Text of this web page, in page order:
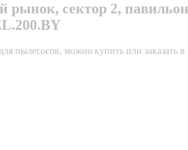
рынок, сектор 2,
пылесосов, можно купить или заказать